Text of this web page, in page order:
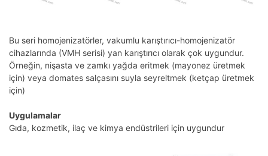
Bu seri homojenizatörler, vakumlu karıştırıcı-homojenizatör
cihazlarında (VMH serisi) yan karıştırıcı olarak çok uygundur.
Örneğin, nişasta ve zamkı yağda eritmek (mayonez üretmek
için) veya domates salçasını suyla seyreltmek (ketçap üretmek
için)
Uygulamalar
Gıda, kozmetik, ilaç ve kimya endüstrileri için uygundur